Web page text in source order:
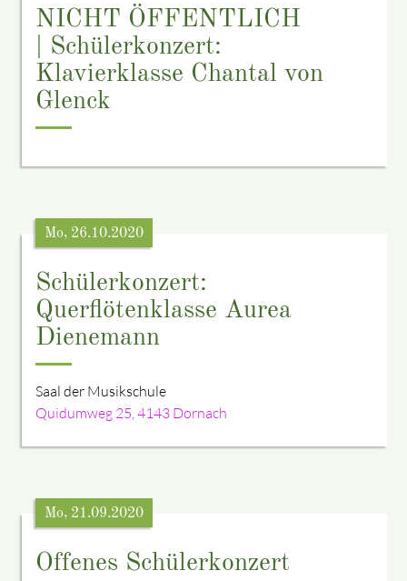
NICHT ÖFFENTLICH
| Schülerkonzert:
Klavierklasse Chantal von
Glenck
Schülerkonzert:
Querflötenklasse Aurea
Dienemann
Mo, 26.10.2020
Saal der Musikschule
Quidumweg 25, 4143 Dornach
Offenes Schülerkonzert
Mo, 21.09.2020